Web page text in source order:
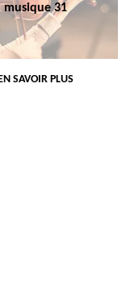
musique 31
SAVOIR PLUS